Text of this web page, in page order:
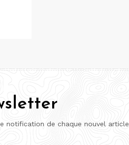
notification de chaque nouvel article